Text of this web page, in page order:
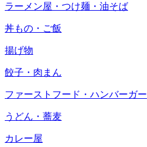
ラーメン屋・つけ麺・油そば
丼もの・ご飯
揚げ物
餃子・肉まん
ファーストフード・ハンバーガー
うどん・蕎麦
カレー屋